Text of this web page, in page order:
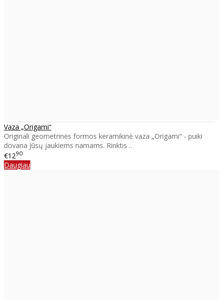
Vaza „Origami“
Originali geometrinės formos keramikinė vaza „Origami“ - puiki
dovana Jūsų jaukiems namams. Rinktis ..
€1290
Daugiau